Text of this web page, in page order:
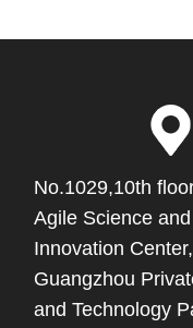
No.1029,10th
Agile Science
Innovation
Guangzhou
and Technology